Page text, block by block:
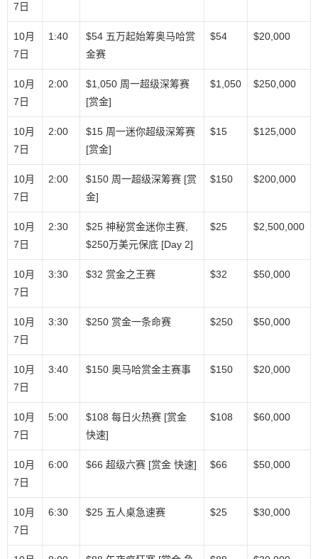
7日
10月
7日
1:40
$54 五万起始筹奥马哈赏
金赛
$54 $20,000
10月
7日
2:00
$1,050 周一超级深筹赛
[赏金]
$1,050 $250,000
10月
7日
2:00
$15 周一迷你超级深筹赛
[赏金]
$15 $125,000
10月
7日
2:00
$150 周一超级深筹赛 [赏
金]
$150 $200,000
10月
7日
2:30
$25 神秘赏金迷你主赛,
$250万美元保底 [Day 2]
$25 $2,500,000
10月
7日
3:30 $32 赏金之王赛 $32 $50,000
10月
7日
3:30 $250 赏金一条命赛 $250 $50,000
10月
7日
3:40 $150 奥马哈赏金主赛事 $150 $20,000
10月
7日
5:00
$108 每日火热赛 [赏金
快速]
$108 $60,000
10月
7日
6:00 $66 超级六赛 [赏金 快速] $66 $50,000
10月
7日
6:30 $25 五人桌急速赛 $25 $30,000